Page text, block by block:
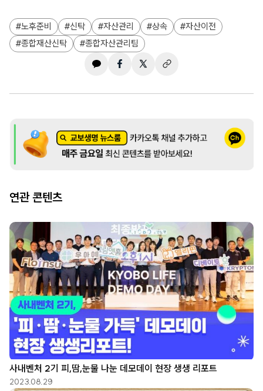
노후준비 신탁 자산관리 상속
자산이전
종합재산신탁
종합자산관리팀
연관 콘텐츠
사내벤처 2기 피,땀,눈물 나눈 데모데이 현장 생생 리포트
2023.08.29